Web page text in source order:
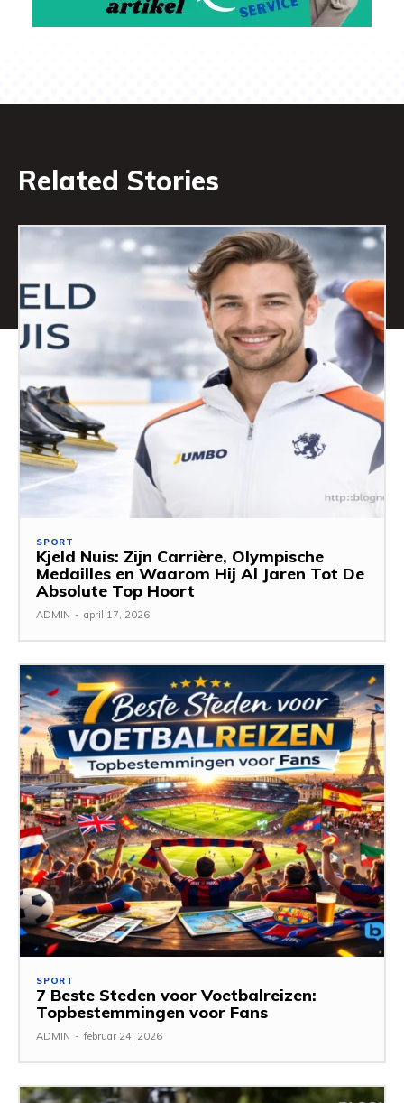
Related Stories
SPORT
Kjeld Nuis: Zijn Carrière, Olympische
Medailles en Waarom Hij Al Jaren Tot De
Absolute Top Hoort
ADMIN - april 17, 2026
SPORT
7 Beste Steden voor Voetbalreizen:
Topbestemmingen voor Fans
ADMIN - februar 24, 2026